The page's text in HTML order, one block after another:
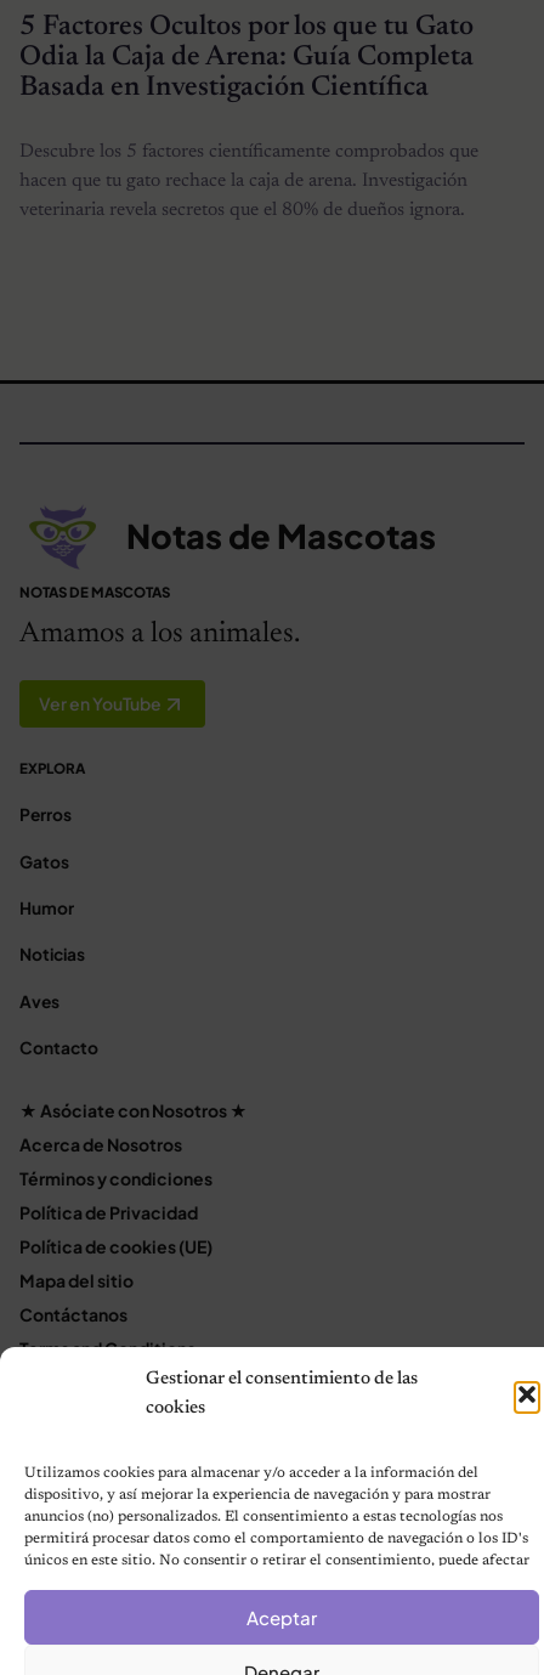
Gestionar el consentimiento de las
cookies
Utilizamos cookies para almacenar y/o acceder a la información del
dispositivo, y así mejorar la experiencia de navegación y para mostrar
anuncios (no) personalizados. El consentimiento a estas tecnologías nos
permitirá procesar datos como el comportamiento de navegación o los ID's
únicos en este sitio. No consentir o retirar el consentimiento, puede afectar
Aceptar
5 Factores Ocultos por los que tu Gato
Odia la Caja de Arena: Guía Completa
Basada en Investigación Científica
Descubre los 5 factores científicamente comprobados que
hacen que tu gato rechace la caja de arena. Investigación
veterinaria revela secretos que el 80% de dueños ignora.
Notas de Mascotas
NOTAS DE MASCOTAS
Amamos a los animales.
Ver en YouTube
EXPLORA
Perros
Gatos
Humor
Noticias
Aves
Contacto
★ Asóciate con Nosotros ★
Acerca de Nosotros
Términos y condiciones
Política de Privacidad
Política de cookies (UE)
Mapa del sitio
Contáctanos
Terms and Conditions
Política de privacidad